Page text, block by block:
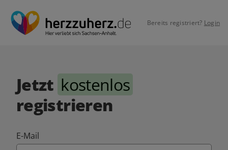
Bereits registriert? Login
Jetzt kostenlos
registrieren
E-Mail